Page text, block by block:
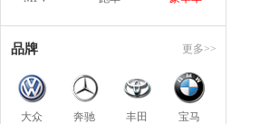
品牌 更多>>
大众 奔驰 丰田 宝马